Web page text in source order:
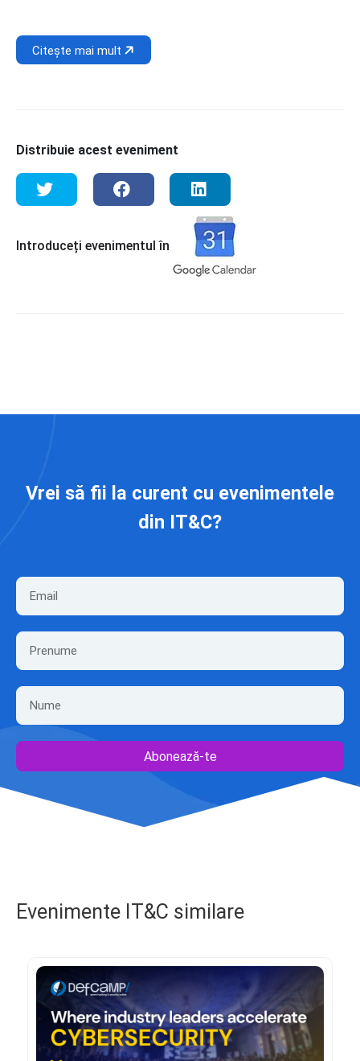
Citește mai mult
Distribuie acest eveniment
Introduceți evenimentul în
Vrei să fii la curent cu evenimentele
din IT&C?
Abonează-te
Evenimente IT&C similare